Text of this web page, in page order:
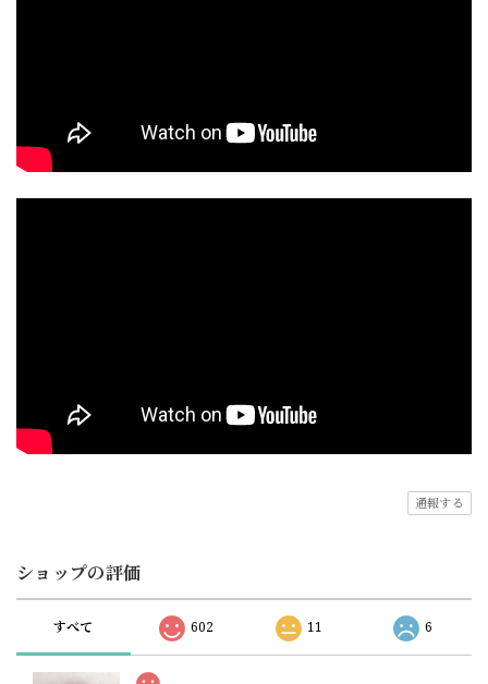
通報する
ショップの評価
すべて 602 11 6